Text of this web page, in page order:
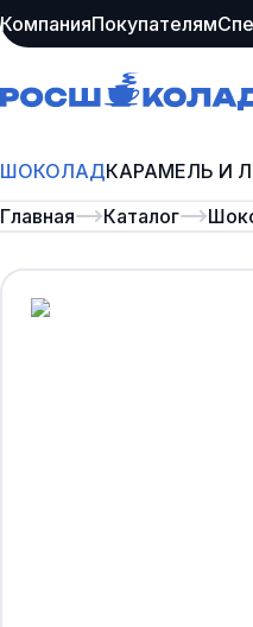
КомпанияПокупателям
ШОКОЛАДКАРАМЕЛЬ И
Главная
Каталог